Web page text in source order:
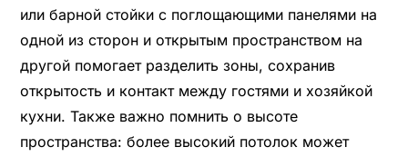
или барной стойки с поглощающими панелями на
одной из сторон и открытым пространством на
другой помогает разделить зоны, сохранив
открытость и контакт между гостями и хозяйкой
кухни. Также важно помнить о высоте
пространства: более высокий потолок может